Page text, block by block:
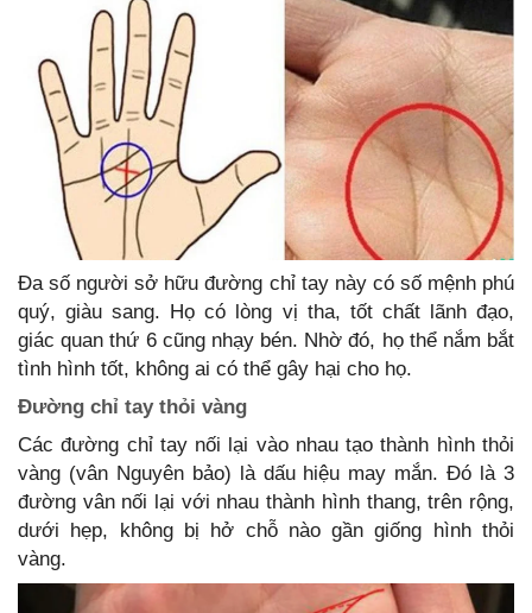
Đa số người sở hữu đường chỉ tay này có số mệnh phú
quý, giàu sang. Họ có lòng vị tha, tốt chất lãnh đạo,
giác quan thứ 6 cũng nhạy bén. Nhờ đó, họ thể nắm bắt
tình hình tốt, không ai có thể gây hại cho họ.
Đường chỉ tay thỏi vàng
Các đường chỉ tay nối lại vào nhau tạo thành hình thỏi
vàng (vân Nguyên bảo) là dấu hiệu may mắn. Đó là 3
đường vân nối lại với nhau thành hình thang, trên rộng,
dưới hẹp, không bị hở chỗ nào gần giống hình thỏi
vàng.